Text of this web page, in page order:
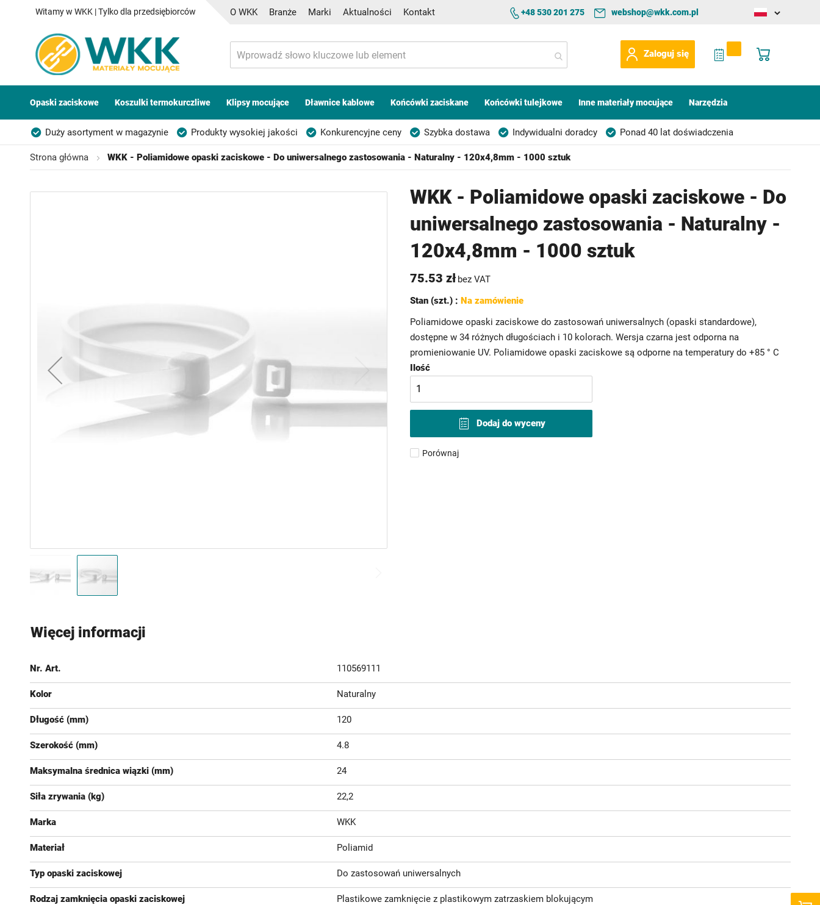
Witamy w WKK | Tylko dla przedsiębiorców O WKK Branże Marki Aktualności Kontakt webshop@wkk.com.pl
+48 530 201 275
Change
Zaloguj się
Mój koszyk
My Quote
Opaski zaciskowe Koszulki termokurczliwe Klipsy mocujące Dławnice kablowe Końcówki zaciskane Końcówki tulejkowe Inne materiały mocujące Narzędzia
Duży asortyment w magazynie Produkty wysokiej jakości Konkurencyjne ceny Szybka dostawa Indywidualni doradcy
Ponad 40 lat doświadczenia
Możliwość własnego etykietowania
Strona główna WKK - Poliamidowe opaski zaciskowe - Do uniwersalnego zastosowania - Naturalny - 120x4,8mm - 1000 sztuk
WKK - Poliamidowe opaski zaciskowe - Do
uniwersalnego zastosowania - Naturalny -
120x4,8mm - 1000 sztuk
75.53 zł bez VAT
Stan (szt.) : Na zamówienie
Poliamidowe opaski zaciskowe do zastosowań uniwersalnych (opaski standardowe),
dostępne w 34 różnych długościach i 10 kolorach. Wersja czarna jest odporna na
promieniowanie UV. Poliamidowe opaski zaciskowe są odporne na temperatury do +85 ° C
Ilość
Dodaj do wyceny
Porównaj
początek
Więcej informacji
Nr. Art. 110569111
Kolor Naturalny
Długość (mm) 120
Szerokość (mm) 4.8
Maksymalna średnica wiązki (mm) 24
Siła zrywania (kg) 22,2
Marka WKK
Materiał Poliamid
Typ opaski zaciskowej Do zastosowań uniwersalnych
Rodzaj zamknięcia opaski zaciskowej Plastikowe zamknięcie z plastikowym zatrzaskiem blokującym